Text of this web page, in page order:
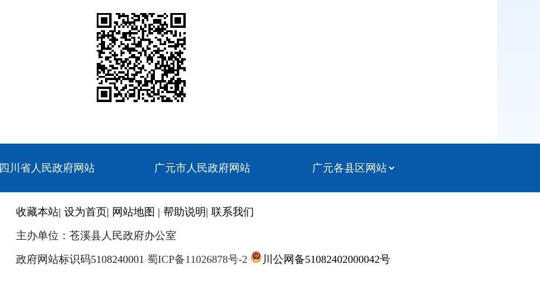
四川省人民政府网站 广元市人民政府网站
收藏本站| 设为首页| 网站地图 | 帮助说明 | 联系我们
主办单位：苍溪县人民政府办公室
政府网站标识码5108240001 蜀ICP备11026878号-2 川公网备51082402000042号